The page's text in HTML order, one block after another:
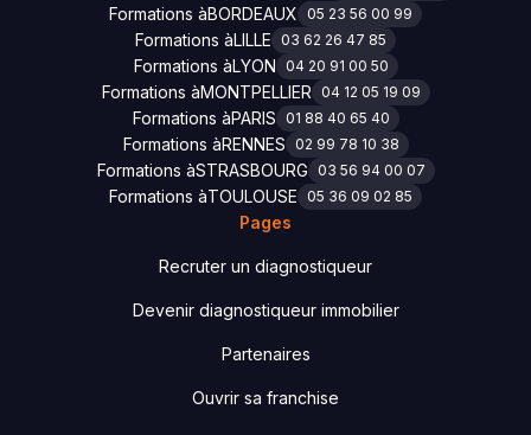
Formations àBORDEAUX 05 23 56 00 99
Formations àLILLE 03 62 26 47 85
Formations àLYON 04 20 91 00 50
Formations àMONTPELLIER 04 12 05 19 09
Formations àPARIS 01 88 40 65 40
Formations àRENNES 02 99 78 10 38
Formations àSTRASBOURG 03 56 94 00 07
Formations àTOULOUSE 05 36 09 02 85
Pages
Recruter un diagnostiqueur
Devenir diagnostiqueur immobilier
Partenaires
Ouvrir sa franchise